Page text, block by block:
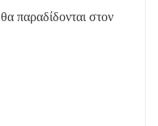
παραδίδονται στον